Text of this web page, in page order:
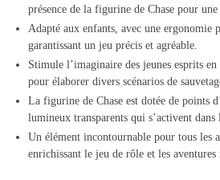
présence de la figurine de Chase pour
Adapté aux enfants, avec une ergonomie
garantissant un jeu précis et agréable.
Stimule l’imaginaire des jeunes esprits
pour élaborer divers scénarios de
La figurine de Chase est dotée de points
lumineux transparents qui s’activent dans
Un élément incontournable pour tous les
enrichissant le jeu de rôle et les aventures